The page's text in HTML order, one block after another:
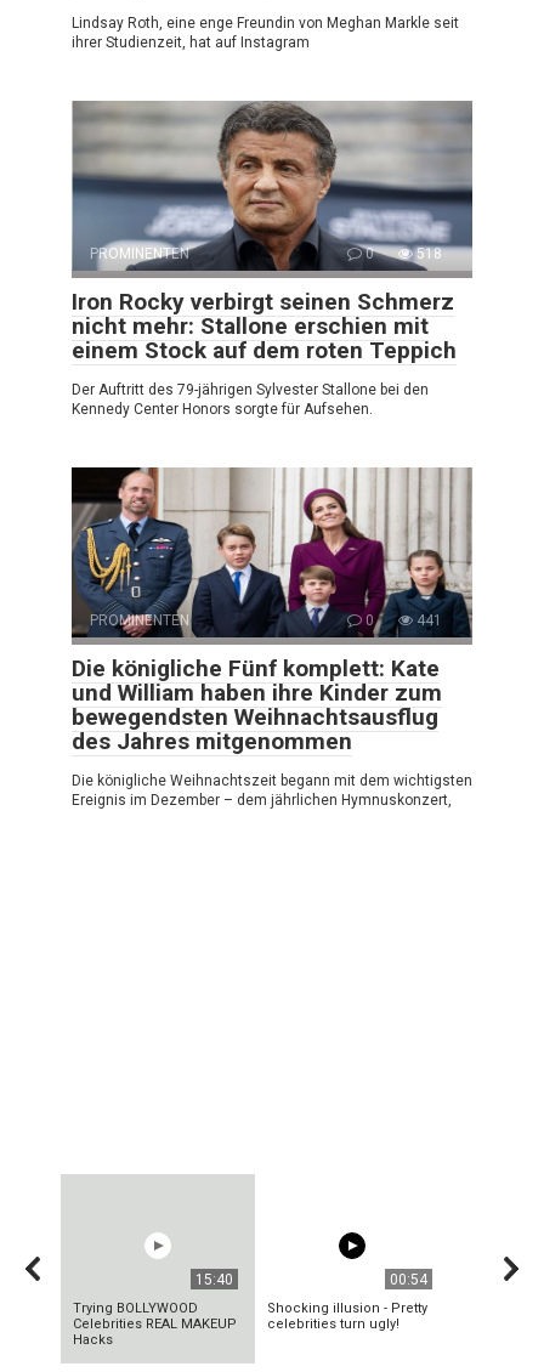
Lindsay Roth, eine enge Freundin von Meghan Markle seit
ihrer Studienzeit, hat auf Instagram
PROMINENTEN 0 518
Iron Rocky verbirgt seinen Schmerz
nicht mehr: Stallone erschien mit
einem Stock auf dem roten Teppich
Der Auftritt des 79-jährigen Sylvester Stallone bei den
Kennedy Center Honors sorgte für Aufsehen.
PROMINENTEN 0 441
Die königliche Fünf komplett: Kate
und William haben ihre Kinder zum
bewegendsten Weihnachtsausflug
des Jahres mitgenommen
Die königliche Weihnachtszeit begann mit dem wichtigsten
Ereignis im Dezember – dem jährlichen Hymnuskonzert,
15:40
Trying BOLLYWOOD
Celebrities REAL MAKEUP
Hacks
00:54
Shocking illusion - Pretty
celebrities turn ugly!